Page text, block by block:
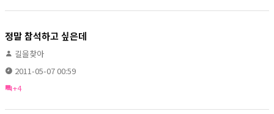
정말 참석하고 싶은데
길을찾아
2011-05-07 00:59
+4